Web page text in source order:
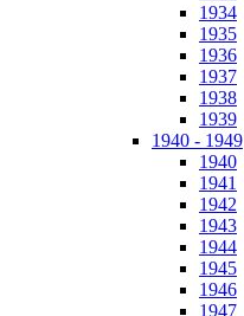
1934
1935
1936
1937
1938
1939
1940 - 1949
1940
1941
1942
1943
1944
1945
1946
1947